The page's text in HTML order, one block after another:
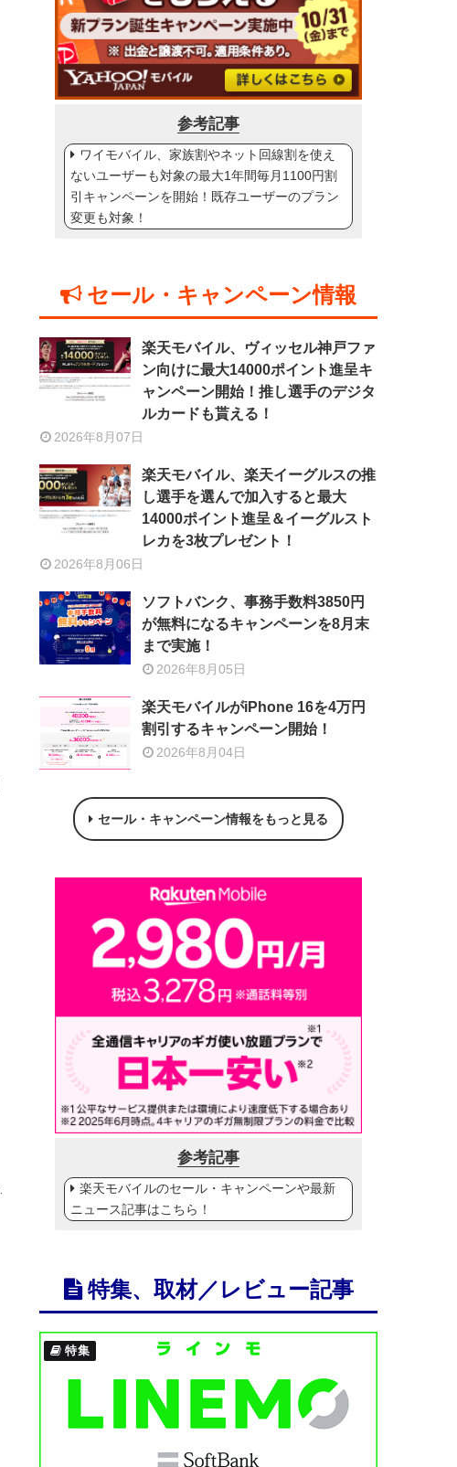
参考記事
ワイモバイル、家族割やネット回線割を使え
ないユーザーも対象の最大1年間毎月1100円割
引キャンペーンを開始！既存ユーザーのプラン
変更も対象！
セール・キャンペーン情報
楽天モバイル、ヴィッセル神戸ファ
ン向けに最大14000ポイント進呈キ
ャンペーン開始！推し選手のデジタ
ルカードも貰える！
2026年8月07日
楽天モバイル、楽天イーグルスの推
し選手を選んで加入すると最大
14000ポイント進呈＆イーグルスト
レカを3枚プレゼント！
2026年8月06日
ソフトバンク、事務手数料3850円
が無料になるキャンペーンを8月末
まで実施！
2026年8月05日
楽天モバイルがiPhone 16を4万円
割引するキャンペーン開始！
2026年8月04日
セール・キャンペーン情報をもっと見る
参考記事
楽天モバイルのセール・キャンペーンや最新
ニュース記事はこちら！
特集、取材／レビュー記事
特集